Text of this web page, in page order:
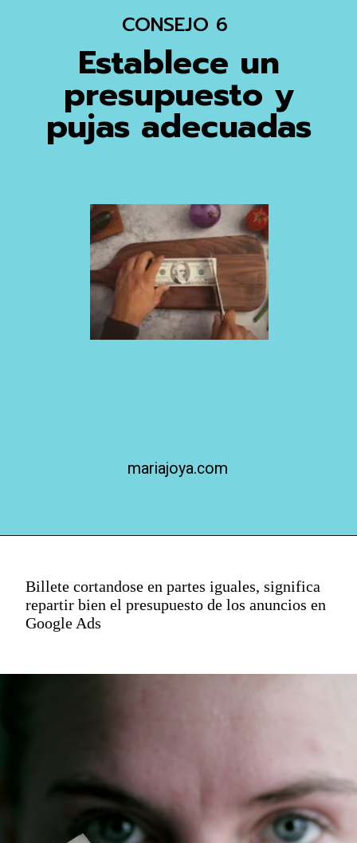
Establece un
presupuesto y
pujas adecuadas
CONSEJO 6
mariajoya.com
Billete cortandose en partes iguales, significa
repartir bien el presupuesto de los anuncios en
Google Ads